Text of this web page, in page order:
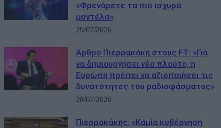
«Φρενάρετε τα πιο ισχυρά
μοντέλα»
29/07/2026
Άρθρο Πιερρακάκη στους FΤ: «Για
να δημιουργήσει νέο πλούτο, η
Ευρώπη πρέπει να αξιοποιήσει τις
δυνατότητες του ραδιοφάσματος»
28/07/2026
Πιερρακάκης: «Καμία κυβέρνηση